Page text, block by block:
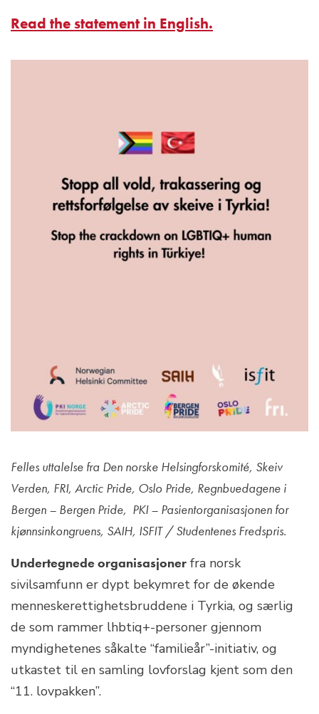
Read the statement in English.
Felles uttalelse fra Den norske Helsingforskomité, Skeiv
Verden, FRI, Arctic Pride, Oslo Pride, Regnbuedagene i
Bergen – Bergen Pride, PKI – Pasientorganisasjonen for
kjønnsinkongruens, SAIH, ISFIT / Studentenes Fredspris.
Undertegnede organisasjoner fra norsk
sivilsamfunn er dypt bekymret for de økende
menneskerettighetsbruddene i Tyrkia, og særlig
de som rammer lhbtiq+-personer gjennom
myndighetenes såkalte “familieår”-initiativ, og
utkastet til en samling lovforslag kjent som den
“11. lovpakken”.